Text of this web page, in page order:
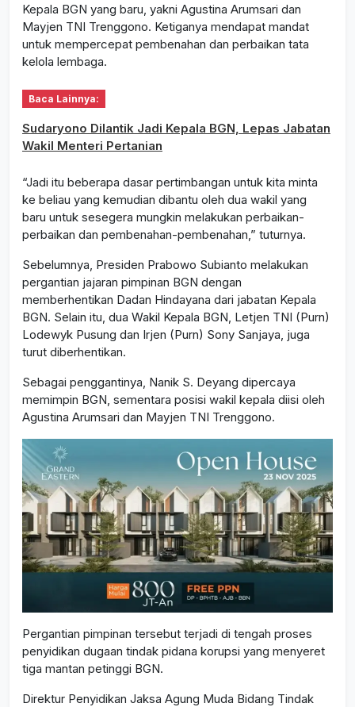
Kepala BGN yang baru, yakni Agustina Arumsari dan
Mayjen TNI Trenggono. Ketiganya mendapat mandat
untuk mempercepat pembenahan dan perbaikan tata
kelola lembaga.
Baca Lainnya:
Sudaryono Dilantik Jadi Kepala BGN, Lepas Jabatan
Wakil Menteri Pertanian
“Jadi itu beberapa dasar pertimbangan untuk kita minta
ke beliau yang kemudian dibantu oleh dua wakil yang
baru untuk sesegera mungkin melakukan perbaikan-
perbaikan dan pembenahan-pembenahan,” tuturnya.
Sebelumnya, Presiden Prabowo Subianto melakukan
pergantian jajaran pimpinan BGN dengan
memberhentikan Dadan Hindayana dari jabatan Kepala
BGN. Selain itu, dua Wakil Kepala BGN, Letjen TNI (Purn)
Lodewyk Pusung dan Irjen (Purn) Sony Sanjaya, juga
turut diberhentikan.
Sebagai penggantinya, Nanik S. Deyang dipercaya
memimpin BGN, sementara posisi wakil kepala diisi oleh
Agustina Arumsari dan Mayjen TNI Trenggono.
Pergantian pimpinan tersebut terjadi di tengah proses
penyidikan dugaan tindak pidana korupsi yang menyeret
tiga mantan petinggi BGN.
Direktur Penyidikan Jaksa Agung Muda Bidang Tindak